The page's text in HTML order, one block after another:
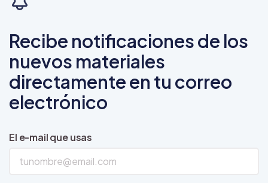
Recibe notificaciones de los
nuevos materiales
directamente en tu correo
electrónico
El e-mail que usas